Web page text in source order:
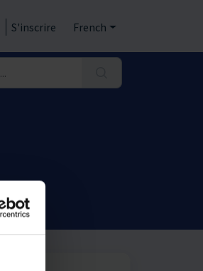
S'inscrire French